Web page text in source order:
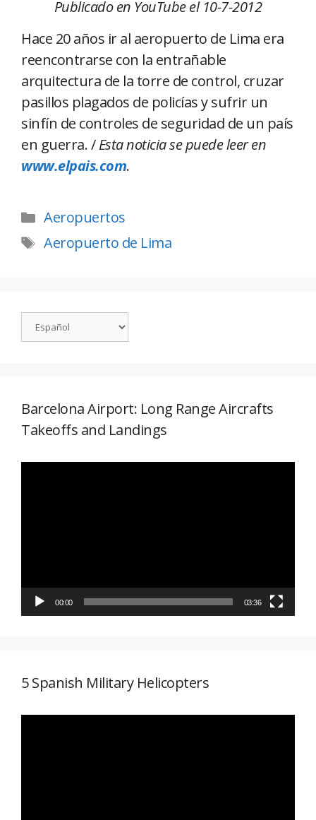
Publicado en YouTube el 10-7-2012
Hace 20 años ir al aeropuerto de Lima era
reencontrarse con la entrañable
arquitectura de la torre de control, cruzar
pasillos plagados de policías y sufrir un
sinfín de controles de seguridad de un país
en guerra. /Esta noticia se puede leer en
www.elpais.com.
Aeropuertos
Aeropuerto de Lima
Barcelona Airport: Long Range Aircrafts
Takeoffs and Landings
00:00 03:36
5 Spanish Military Helicopters